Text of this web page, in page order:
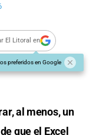
El Litoral en
preferidos en Google
al menos, un
que el Excel